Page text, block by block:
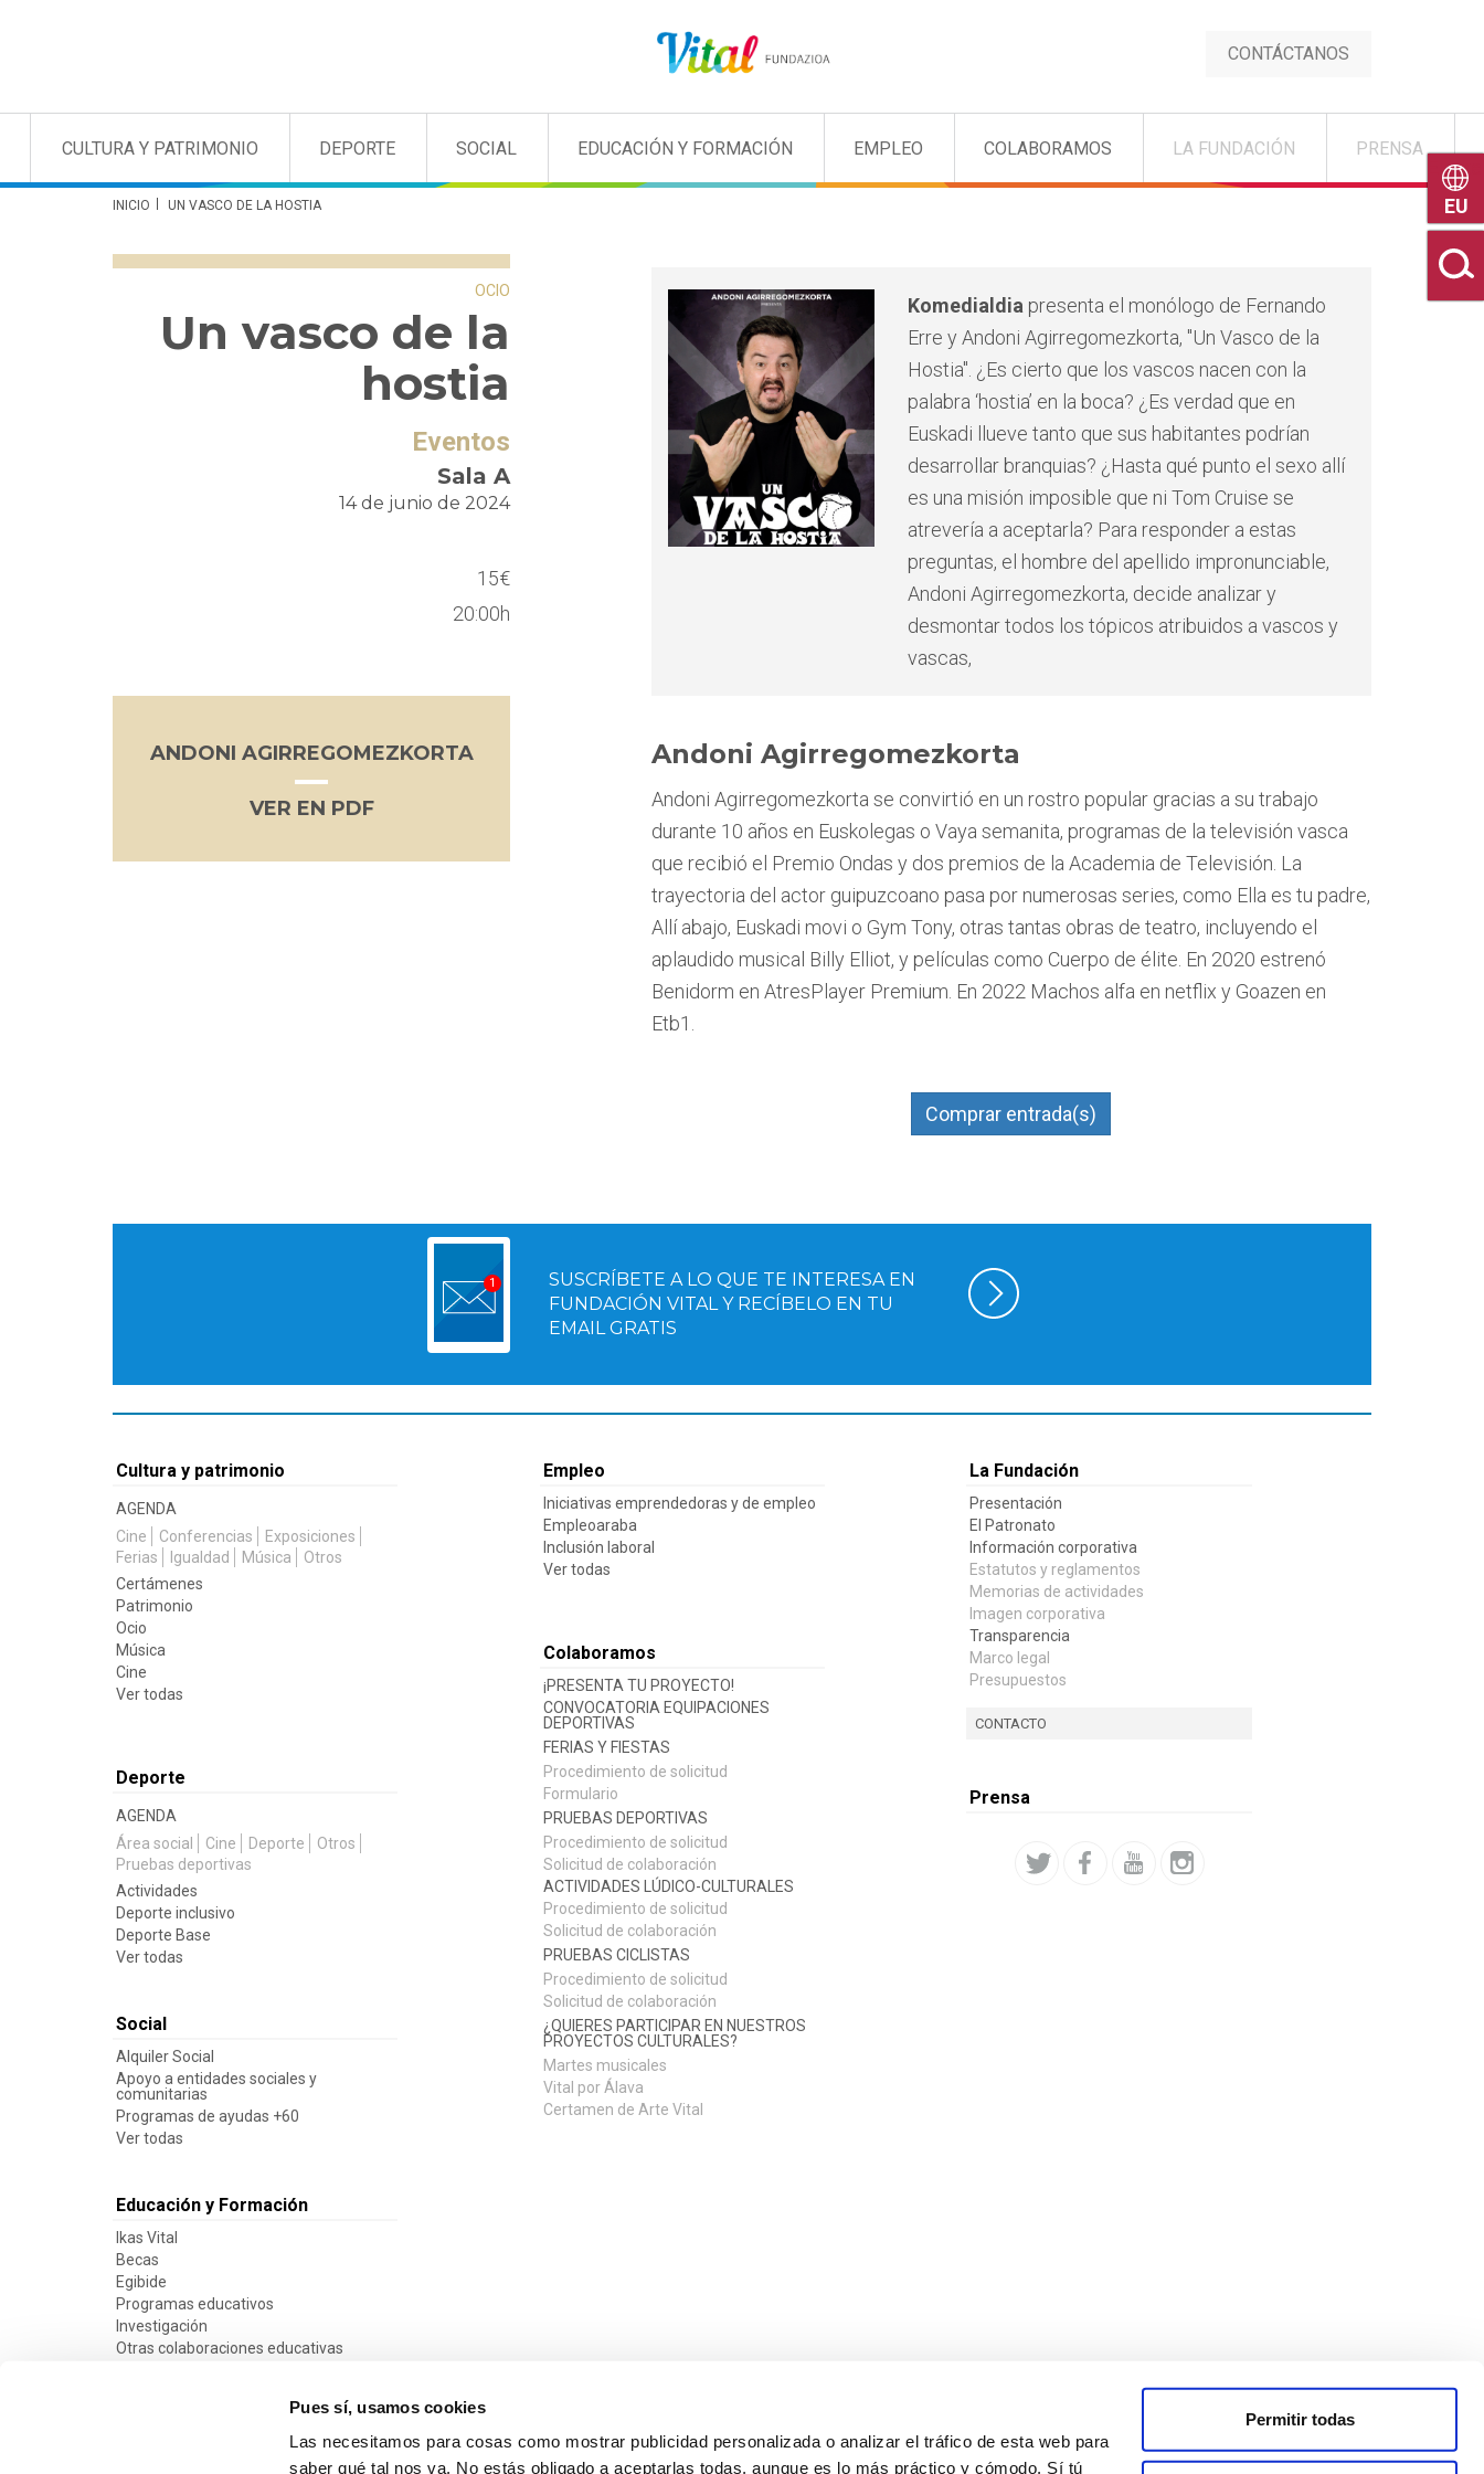
Pues sí, usamos cookies
Las necesitamos para cosas como mostrar publicidad personalizada o analizar el tráfico de esta web para
saber qué tal nos va. No estás obligado a aceptarlas todas, aunque es lo más práctico y cómodo. Sí tú
Permitir todas
CONTÁCTANOS
CULTURA Y PATRIMONIO DEPORTE SOCIAL EDUCACIÓN Y FORMACIÓN EMPLEO COLABORAMOS LA FUNDACIÓN PRENSA
INICIO UN VASCO DE LA HOSTIA
OCIO
Un vasco de la
hostia
Eventos
Sala A
14 de junio de 2024
15€
20:00h
ANDONI AGIRREGOMEZKORTA
VER EN PDF
Komedialdia presenta el monólogo de Fernando
Erre y Andoni Agirregomezkorta, "Un Vasco de la
Hostia". ¿Es cierto que los vascos nacen con la
palabra ‘hostia’ en la boca? ¿Es verdad que en
Euskadi llueve tanto que sus habitantes podrían
desarrollar branquias? ¿Hasta qué punto el sexo allí
es una misión imposible que ni Tom Cruise se
atrevería a aceptarla? Para responder a estas
preguntas, el hombre del apellido impronunciable,
Andoni Agirregomezkorta, decide analizar y
desmontar todos los tópicos atribuidos a vascos y
vascas,
Andoni Agirregomezkorta
Andoni Agirregomezkorta se convirtió en un rostro popular gracias a su trabajo
durante 10 años en Euskolegas o Vaya semanita, programas de la televisión vasca
que recibió el Premio Ondas y dos premios de la Academia de Televisión. La
trayectoria del actor guipuzcoano pasa por numerosas series, como Ella es tu padre,
Allí abajo, Euskadi movi o Gym Tony, otras tantas obras de teatro, incluyendo el
aplaudido musical Billy Elliot, y películas como Cuerpo de élite. En 2020 estrenó
Benidorm en AtresPlayer Premium. En 2022 Machos alfa en netflix y Goazen en
Etb1.
Comprar entrada(s)
SUSCRÍBETE A LO QUE TE INTERESA EN
FUNDACIÓN VITAL Y RECÍBELO EN TU
EMAIL GRATIS
Cultura y patrimonio
AGENDA
Cine
Conferencias
Exposiciones
Ferias
Igualdad Música
Otros
Certámenes
Patrimonio
Ocio
Música
Cine
Ver todas
Deporte
AGENDA
Área social
Cine Deporte
Otros
Pruebas deportivas
Actividades
Deporte inclusivo
Deporte Base
Ver todas
Social
Alquiler Social
Apoyo a entidades sociales y
comunitarias
Programas de ayudas +60
Ver todas
Educación y Formación
Ikas Vital
Becas
Egibide
Programas educativos
Investigación
Otras colaboraciones educativas
Empleo
Iniciativas emprendedoras y de empleo
Empleoaraba
Inclusión laboral
Ver todas
Colaboramos
¡PRESENTA TU PROYECTO!
CONVOCATORIA EQUIPACIONES
DEPORTIVAS
FERIAS Y FIESTAS
Procedimiento de solicitud
Formulario
PRUEBAS DEPORTIVAS
Procedimiento de solicitud
Solicitud de colaboración
ACTIVIDADES LÚDICO-CULTURALES
Procedimiento de solicitud
Solicitud de colaboración
PRUEBAS CICLISTAS
Procedimiento de solicitud
Solicitud de colaboración
¿QUIERES PARTICIPAR EN NUESTROS
PROYECTOS CULTURALES?
Martes musicales
Vital por Álava
Certamen de Arte Vital
La Fundación
Presentación
El Patronato
Información corporativa
Estatutos y reglamentos
Memorias de actividades
Imagen corporativa
Transparencia
Marco legal
Presupuestos
CONTACTO
Prensa